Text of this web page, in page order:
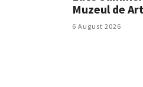
Muzeul de
6 August 2026